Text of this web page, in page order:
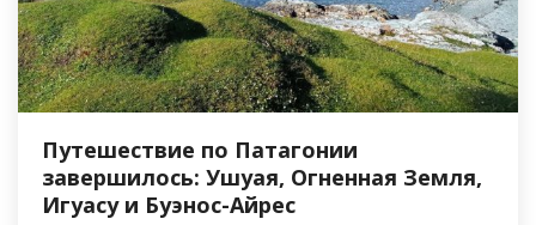
Путешествие по Патагонии
завершилось: Ушуая, Огненная Земля,
Игуасу и Буэнос-Айрес